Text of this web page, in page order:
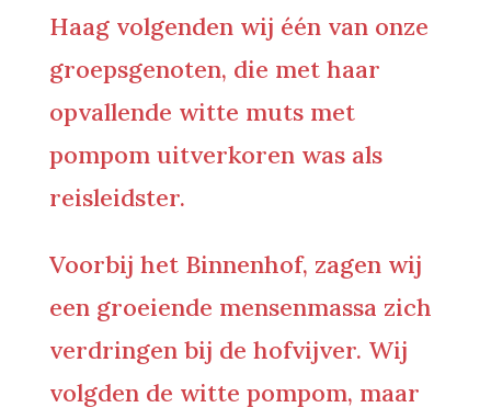
Haag volgenden wij één van onze
groepsgenoten, die met haar
opvallende witte muts met
pompom uitverkoren was als
reisleidster.
Voorbij het Binnenhof, zagen wij
een groeiende mensenmassa zich
verdringen bij de hofvijver. Wij
volgden de witte pompom, maar